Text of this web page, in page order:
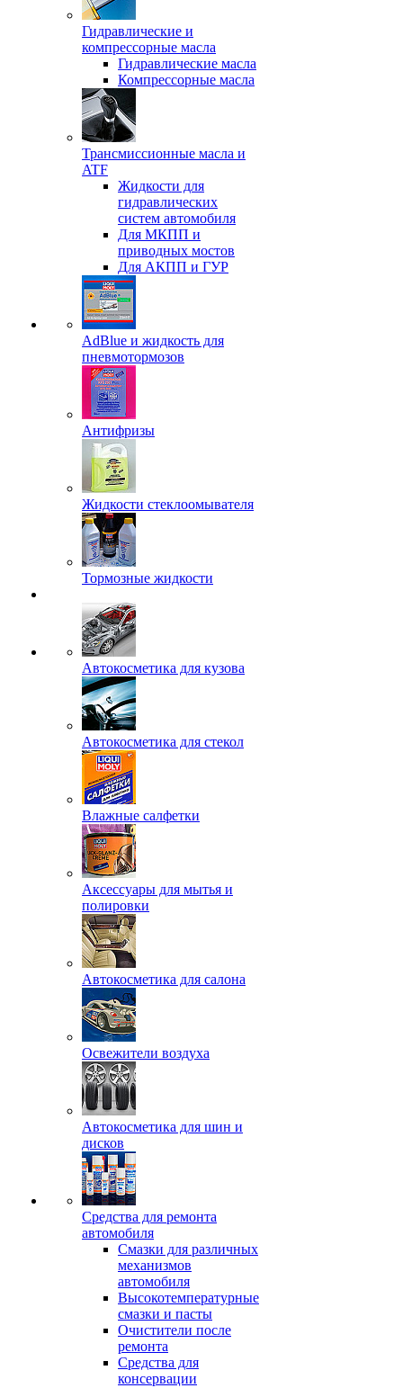
Гидравлические и
компрессорные масла
Гидравлические масла
Компрессорные масла
Трансмиссионные масла и
ATF
Жидкости для
гидравлических
систем автомобиля
Для МКПП и
приводных мостов
Для АКПП и ГУР
AdBlue и жидкость для
пневмотормозов
Антифризы
Жидкости стеклоомывателя
Тормозные жидкости
Автокосметика для кузова
Автокосметика для стекол
Влажные салфетки
Аксессуары для мытья и
полировки
Автокосметика для салона
Освежители воздуха
Автокосметика для шин и
дисков
Средства для ремонта
автомобиля
Смазки для различных
механизмов
автомобиля
Высокотемпературные
смазки и пасты
Очистители после
ремонта
Средства для
консервации